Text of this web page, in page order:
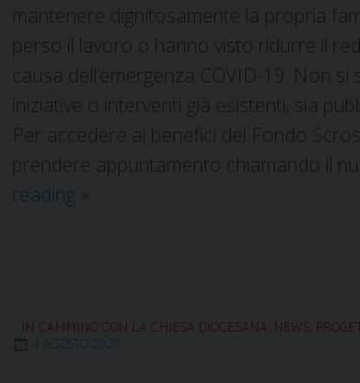
mantenere dignitosamente la propria
perso il lavoro o hanno visto ridurre il
causa dell’emergenza COVID-19. Non
iniziative o interventi già esistenti, sia
Per accedere ai benefici del Fondo
prendere appuntamento chiamando il
reading »
IN CAMMINO CON LA CHIESA DIOCESANA NEWS
4 AGOSTO 2020